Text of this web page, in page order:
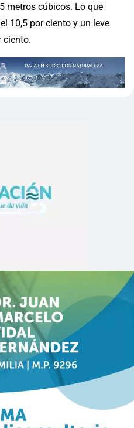
metros cúbicos. Lo que
10,5 por ciento y un leve
ciento.